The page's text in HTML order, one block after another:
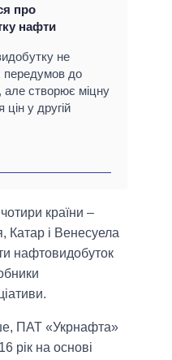
про
нафти
не
передумов до
але створює міцну
у другій
країни –
Катар і Венесуела
нафтовидобуток
ПАТ «Укрнафта»
рік на основі